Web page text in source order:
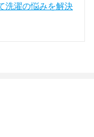
洗濯の悩みを解決